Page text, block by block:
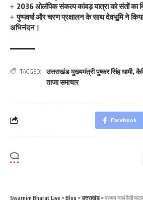
2036 ओलंपिक संकल्प कांवड़ यात्रा को संतों का
पुष्पवर्षा और चरण प्रक्षालन के साथ देवभूमि ने
अभिनंदन।
TAGGED: उत्तराखंड मुख्यमंत्री पुष्कर सिंह धामी,
ताजा समाचार
Facebook
Swarnim Bharat Live >Blog >उत्तराखंड>प्रथम नार्थ वैली फुटबॉल कप-2023 के